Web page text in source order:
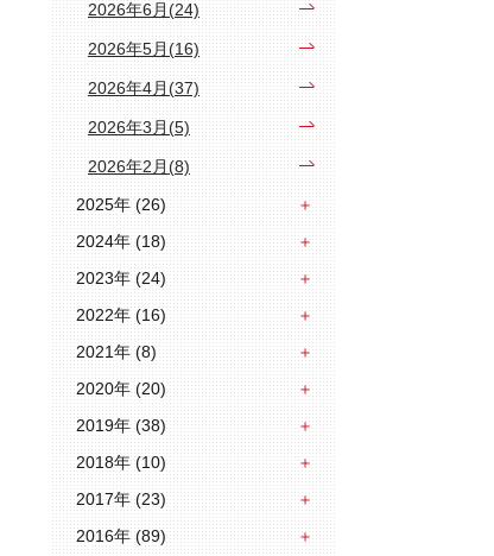
2026年6月(24)
2026年5月(16)
2026年4月(37)
2026年3月(5)
2026年2月(8)
2025年 (26)
2024年 (18)
2023年 (24)
2022年 (16)
2021年 (8)
2020年 (20)
2019年 (38)
2018年 (10)
2017年 (23)
2016年 (89)